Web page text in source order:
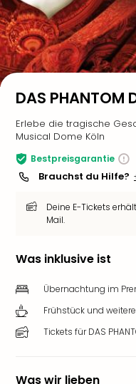
DAS PHANTOM
Erlebe die tragische
Musical Dome Köln
Bestpreisgarantie
Brauchst du Hilfe?
Deine E-Tickets
Mail.
Was inklusive ist
Übernachtung im
Frühstück und
Tickets für DAS
Was wir lieben